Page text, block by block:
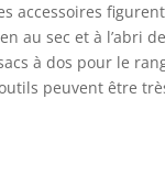
accessoires
sec et à l’abri
à dos pour le
peuvent être